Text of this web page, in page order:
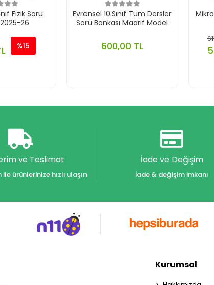
Fizik Soru
Bankası 2025-26
%15
Evrensel 10.Sınıf Tüm Dersler
Soru Bankası Maarif Model
600,00 TL
ve Teslimat
ile ürünlerinize hızlı ulaşın
İade ve Değişim
İade & değişim imkanı
Kurumsal